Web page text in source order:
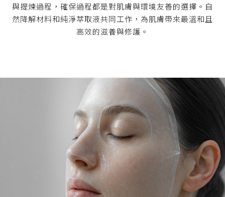
與提煉過程，確保過程都是對肌膚與環境友善的選擇。自
然降解材料和純淨萃取液共同工作，為肌膚帶來最溫和且
高效的滋養與修護。